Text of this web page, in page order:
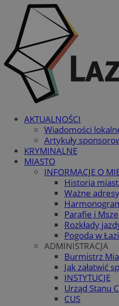
AKTUALNOŚCI
Wiadomości
Artykuły
KRYMINALNE
MIASTO
INFORMACJE O
Historia
Ważne
Parafie i
Rozkłady
Pogoda w
ADMINISTRACJA
Burmistrz
Jak załatwić
INSTYTUCJE
Urząd Stanu
CUS